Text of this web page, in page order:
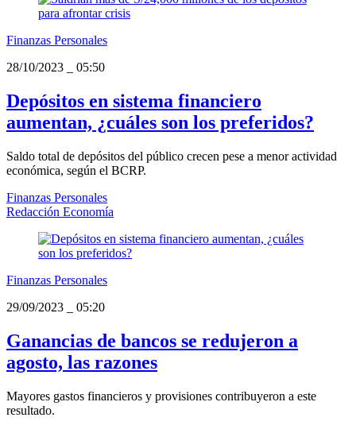
Finanzas Personales
28/10/2023
05:50
Depósitos en sistema financiero
aumentan, ¿cuáles son los preferidos?
Saldo total de depósitos del público crecen pese a menor actividad
económica, según el BCRP.
Finanzas Personales
Redacción Economía
Finanzas Personales
29/09/2023
05:20
Ganancias de bancos se redujeron a
agosto, las razones
Mayores gastos financieros y provisiones contribuyeron a este
resultado.